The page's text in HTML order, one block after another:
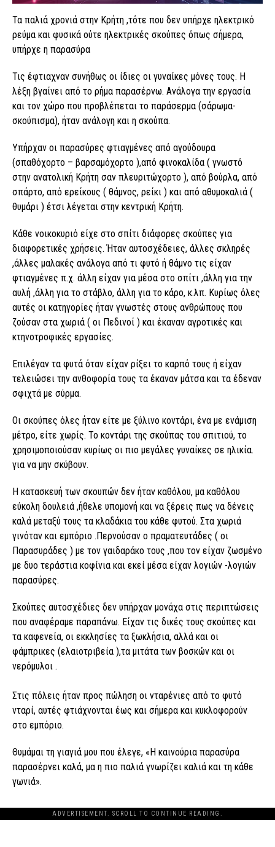
Τα παλιά χρονιά στην Κρήτη ,τότε που δεν υπήρχε ηλεκτρικό
ρεύμα και φυσικά ούτε ηλεκτρικές σκούπες όπως σήμερα,
υπήρχε η παρασύρα
Τις έφτιαχναν συνήθως οι ίδιες οι γυναίκες μόνες τους. Η
λέξη βγαίνει από το ρήμα παρασέρνω. Ανάλογα την εργασία
και τον χώρο που προβλέπεται το παράσερμα (σάρωμα-
σκούπισμα), ήταν ανάλογη και η σκούπα.
Υπήρχαν οι παρασύρες φτιαγμένες από αγούδουρα
(σπαθόχορτο – βαρσαμόχορτο ),από φινοκαλίδα ( γνωστό
στην ανατολική Κρήτη σαν πλευριτώχορτο ), από βούρλα, από
σπάρτο, από ερείκους ( θάμνος, ρείκι ) και από αθυμοκαλιά (
θυμάρι ) έτσι λέγεται στην κεντρική Κρήτη.
Κάθε νοικοκυριό είχε στο σπίτι διάφορες σκούπες για
διαφορετικές χρήσεις. Ήταν αυτοσχέδειες, άλλες σκληρές
,άλλες μαλακές ανάλογα από τι φυτό ή θάμνο τις είχαν
φτιαγμένες π.χ. άλλη είχαν για μέσα στο σπίτι ,άλλη για την
αυλή ,άλλη για το στάβλο, άλλη για το κάρο, κ.λπ. Κυρίως όλες
αυτές οι κατηγορίες ήταν γνωστές στους ανθρώπους που
ζούσαν στα χωριά ( οι Πεδινοί ) και έκαναν αγροτικές και
κτηνοτροφικές εργασίες.
Επιλέγαν τα φυτά όταν είχαν ρίξει το καρπό τους ή είχαν
τελειώσει την ανθοφορία τους τα έκαναν μάτσα και τα έδεναν
σφιχτά με σύρμα.
Οι σκούπες όλες ήταν είτε με ξύλινο κοντάρι, ένα με ενάμιση
μέτρο, είτε χωρίς. Το κοντάρι της σκούπας του σπιτιού, το
χρησιμοποιούσαν κυρίως οι πιο μεγάλες γυναίκες σε ηλικία.
για να μην σκύβουν.
Η κατασκευή των σκουπών δεν ήταν καθόλου, μα καθόλου
εύκολη δουλειά ,ήθελε υπομονή και να ξέρεις πως να δένεις
καλά μεταξύ τους τα κλαδάκια του κάθε φυτού. Στα χωριά
γινόταν και εμπόριο .Περνούσαν ο πραματευτάδες ( οι
Παρασυράδες ) με τον γαιδαράκο τους ,που τον είχαν ζωσμένο
με δυο τεράστια κοφίνια και εκεί μέσα είχαν λογιών -λογιών
παρασύρες.
Σκούπες αυτοσχέδιες δεν υπήρχαν μονάχα στις περιπτώσεις
που αναφέραμε παραπάνω. Είχαν τις δικές τους σκούπες και
τα καφενεία, οι εκκλησίες τα ξωκλήσια, αλλά και οι
φάμπρικες (ελαιοτριβεία ),τα μιτάτα των βοσκών και οι
νερόμυλοι .
Στις πόλεις ήταν προς πώληση οι νταρένιες από το φυτό
νταρί, αυτές φτιάχνονται έως και σήμερα και κυκλοφορούν
στο εμπόριο.
Θυμάμαι τη γιαγιά μου που έλεγε, «Η καινούρια παρασύρα
παρασέρνει καλά, μα η πιο παλιά γνωρίζει καλιά και τη κάθε
γωνιά».
ADVERTISEMENT. SCROLL TO CONTINUE READING.